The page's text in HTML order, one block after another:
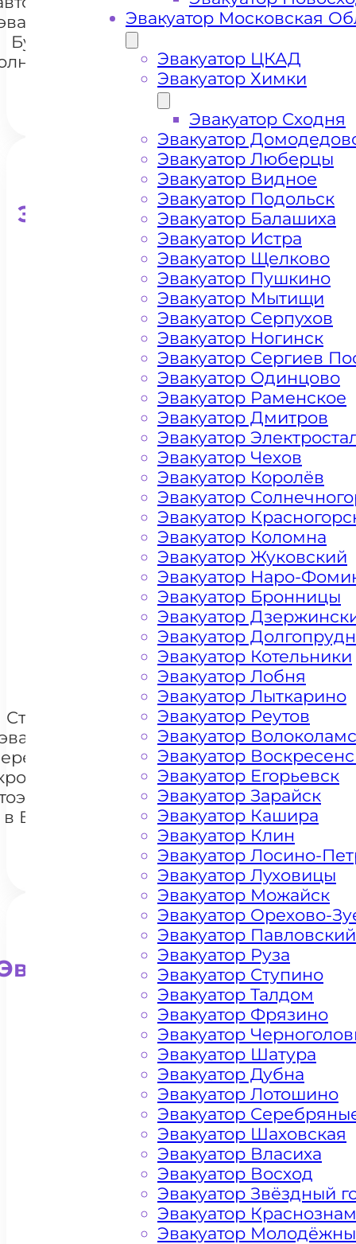
Бухарово
+7 985 222 99 01
Эвакуатор для
Цена от 4500 рублей
+ 100 РУБЛЕЙ ЗА КИЛОМЕТР
Стоимость
и
в Бухарово
+7 985 222 99 01
для
Эвакуатор Московская
Эвакуатор ЦКАД
Эвакуатор Химки
Эвакуатор Сходня
Эвакуатор
Эвакуатор Люберцы
Эвакуатор Видное
Эвакуатор Подольск
Эвакуатор Балашиха
Эвакуатор Истра
Эвакуатор Щелково
Эвакуатор Пушкино
Эвакуатор Мытищи
Эвакуатор Серпухов
Эвакуатор Ногинск
Эвакуатор Сергиев
Эвакуатор Одинцово
Эвакуатор Раменское
Эвакуатор Дмитров
Эвакуатор
Эвакуатор Чехов
Эвакуатор Королёв
Эвакуатор
Эвакуатор
Эвакуатор Коломна
Эвакуатор Жуковский
Эвакуатор Наро-
Эвакуатор Бронницы
Эвакуатор
Эвакуатор
Эвакуатор Котельники
Эвакуатор Лобня
Эвакуатор Лыткарино
Эвакуатор Реутов
Эвакуатор
Эвакуатор
Эвакуатор Егорьевск
Эвакуатор Зарайск
Эвакуатор Кашира
Эвакуатор Клин
Эвакуатор Лосино-
Эвакуатор Луховицы
Эвакуатор Можайск
Эвакуатор Орехово-
Эвакуатор
Эвакуатор Руза
Эвакуатор Ступино
Эвакуатор Талдом
Эвакуатор Фрязино
Эвакуатор
Эвакуатор Шатура
Эвакуатор Дубна
Эвакуатор Лотошино
Эвакуатор
Эвакуатор Шаховская
Эвакуатор Власиха
Эвакуатор Восход
Эвакуатор Звёздный
Эвакуатор
Эвакуатор